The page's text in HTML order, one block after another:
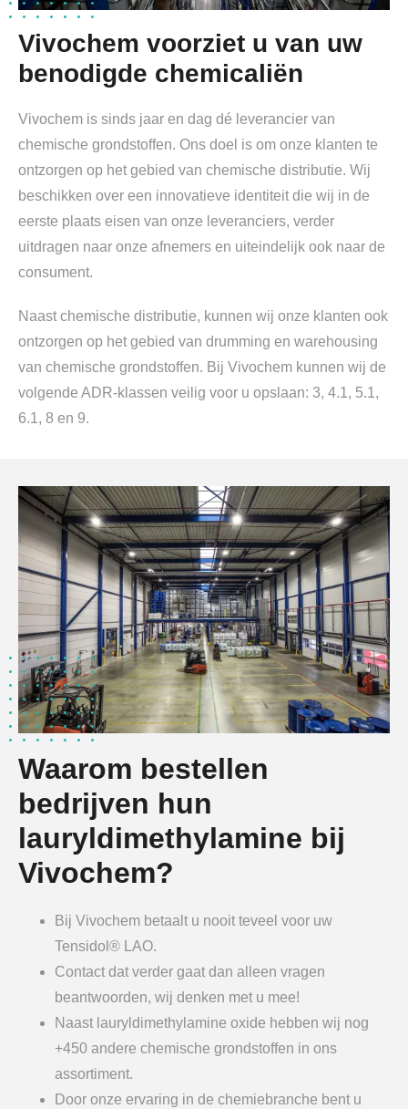
Vivochem voorziet u van uw
benodigde chemicaliën
Vivochem is sinds jaar en dag dé leverancier van
chemische grondstoffen. Ons doel is om onze klanten te
ontzorgen op het gebied van chemische distributie. Wij
beschikken over een innovatieve identiteit die wij in de
eerste plaats eisen van onze leveranciers, verder
uitdragen naar onze afnemers en uiteindelijk ook naar de
consument.
Naast chemische distributie, kunnen wij onze klanten ook
ontzorgen op het gebied van drumming en warehousing
van chemische grondstoffen. Bij Vivochem kunnen wij de
volgende ADR-klassen veilig voor u opslaan: 3, 4.1, 5.1,
6.1, 8 en 9.
Waarom bestellen
bedrijven hun
lauryldimethylamine bij
Vivochem?
Bij Vivochem betaalt u nooit teveel voor uw
Tensidol® LAO.
Contact dat verder gaat dan alleen vragen
beantwoorden, wij denken met u mee!
Naast lauryldimethylamine oxide hebben wij nog
+450 andere chemische grondstoffen in ons
assortiment.
Door onze ervaring in de chemiebranche bent u